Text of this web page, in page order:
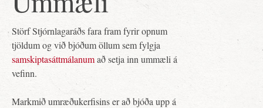
Störf Stjórnlagaráðs fara fram fyrir opnum
tjöldum og við bjóðum öllum sem fylgja
samskiptasáttmálanumað setja inn ummæli á
vefinn.
Markmið umræðukerfisins er að bjóða upp á